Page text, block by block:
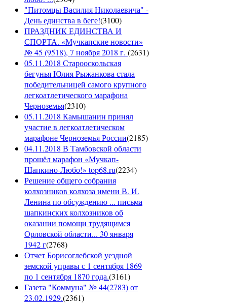
"Питомцы Василия Николаевича" -
День единства в беге!(3100)
ПРАЗДНИК ЕДИНСТВА И
СПОРТА. «Мучкапские новости»
№ 45 (9518), 7 ноября 2018 г. (2631)
05.11.2018 Старооскольская
бегунья Юлия Рыжанкова стала
победительницей самого крупного
легкоатлетического марафона
Черноземья(2310)
05.11.2018 Камышанин принял
участие в легкоатлетическом
марафоне Черноземья России(2185)
04.11.2018 В Тамбовской области
прошёл марафон «Мучкап-
Шапкино-Любо!» top68.ru(2234)
Решение общего собрания
колхозников колхоза имени В. И.
Ленина по обсуждению ... письма
шапкинских колхозников об
оказании помощи трудящимся
Орловской области... 30 января
1942 г(2768)
Отчет Борисоглебской уездной
земской управы с 1 сентября 1869
по 1 сентября 1870 года.(3161)
Газета "Коммуна" № 44(2783) от
23.02.1929.(2361)